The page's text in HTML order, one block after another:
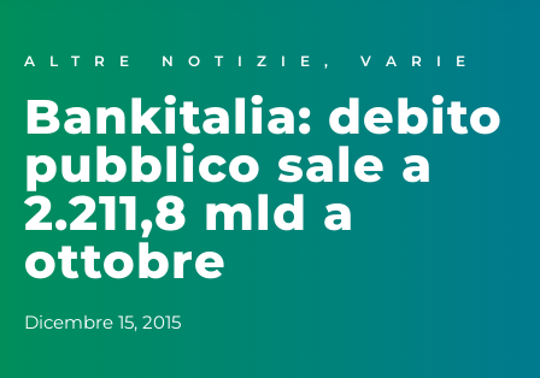
ALTRE NOTIZIE , VARIE
Bankitalia: debito
pubblico sale a
2.211,8 mld a
ottobre
Dicembre 15, 2015